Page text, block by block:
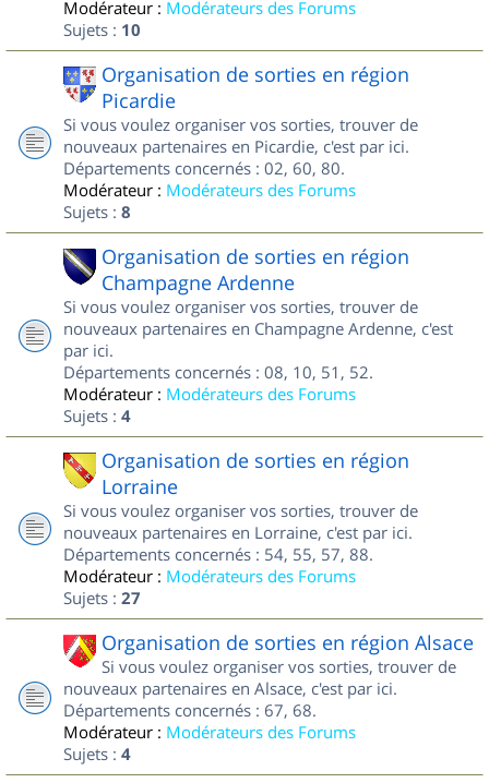
Modérateur : Modérateurs des Forums
Sujets : 10
Organisation de sorties en région
Picardie
Si vous voulez organiser vos sorties, trouver de
nouveaux partenaires en Picardie, c'est par ici.
Départements concernés : 02, 60, 80.
Modérateur : Modérateurs des Forums
Sujets : 8
Organisation de sorties en région
Champagne Ardenne
Si vous voulez organiser vos sorties, trouver de
nouveaux partenaires en Champagne Ardenne, c'est
par ici.
Départements concernés : 08, 10, 51, 52.
Modérateur : Modérateurs des Forums
Sujets : 4
Organisation de sorties en région
Lorraine
Si vous voulez organiser vos sorties, trouver de
nouveaux partenaires en Lorraine, c'est par ici.
Départements concernés : 54, 55, 57, 88.
Modérateur : Modérateurs des Forums
Sujets : 27
Organisation de sorties en région Alsace
Si vous voulez organiser vos sorties, trouver de
nouveaux partenaires en Alsace, c'est par ici.
Départements concernés : 67, 68.
Modérateur : Modérateurs des Forums
Sujets : 4